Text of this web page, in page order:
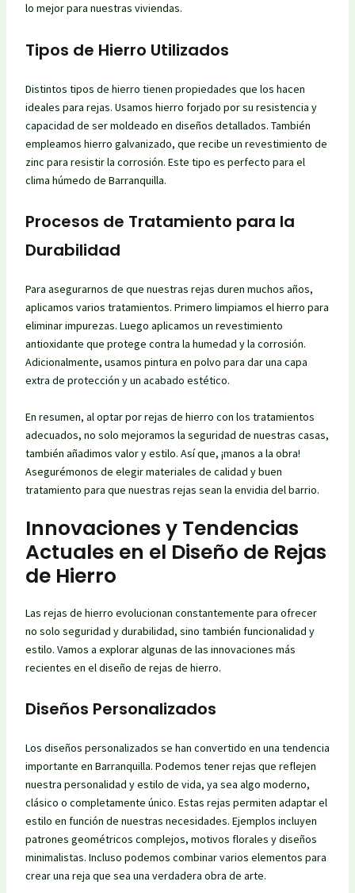
lo mejor para nuestras viviendas.
Tipos de Hierro Utilizados
Distintos tipos de hierro tienen propiedades que los hacen
ideales para rejas. Usamos hierro forjado por su resistencia y
capacidad de ser moldeado en diseños detallados. También
empleamos hierro galvanizado, que recibe un revestimiento de
zinc para resistir la corrosión. Este tipo es perfecto para el
clima húmedo de Barranquilla.
Procesos de Tratamiento para la
Durabilidad
Para asegurarnos de que nuestras rejas duren muchos años,
aplicamos varios tratamientos. Primero limpiamos el hierro para
eliminar impurezas. Luego aplicamos un revestimiento
antioxidante que protege contra la humedad y la corrosión.
Adicionalmente, usamos pintura en polvo para dar una capa
extra de protección y un acabado estético.
En resumen, al optar por rejas de hierro con los tratamientos
adecuados, no solo mejoramos la seguridad de nuestras casas,
también añadimos valor y estilo. Así que, ¡manos a la obra!
Asegurémonos de elegir materiales de calidad y buen
tratamiento para que nuestras rejas sean la envidia del barrio.
Innovaciones y Tendencias
Actuales en el Diseño de Rejas
de Hierro
Las rejas de hierro evolucionan constantemente para ofrecer
no solo seguridad y durabilidad, sino también funcionalidad y
estilo. Vamos a explorar algunas de las innovaciones más
recientes en el diseño de rejas de hierro.
Diseños Personalizados
Los diseños personalizados se han convertido en una tendencia
importante en Barranquilla. Podemos tener rejas que reflejen
nuestra personalidad y estilo de vida, ya sea algo moderno,
clásico o completamente único. Estas rejas permiten adaptar el
estilo en función de nuestras necesidades. Ejemplos incluyen
patrones geométricos complejos, motivos florales y diseños
minimalistas. Incluso podemos combinar varios elementos para
crear una reja que sea una verdadera obra de arte.